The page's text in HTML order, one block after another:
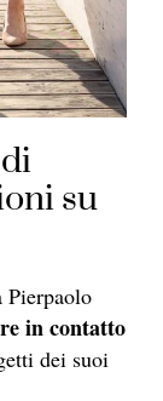
su
Pierpaolo
in contatto
dei suoi